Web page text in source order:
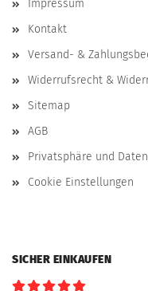
Impressum
Kontakt
Versand- &
Widerrufsrecht &
Sitemap
AGB
Privatsphäre und
Cookie Einstellungen
SICHER EINKAUFEN